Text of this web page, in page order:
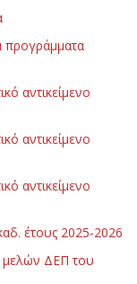
προγράμματα
αντικείμενο
αντικείμενο
αντικείμενο
έτους 2025-2026
μελών ΔΕΠ του